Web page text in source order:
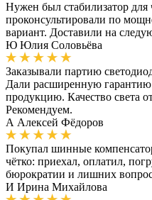
Нужен был стабилизатор для
проконсультировали по
вариант. Доставили на
Ю Юлия Соловьёва
Заказывали партию
Дали расширенную
продукцию. Качество света
Рекомендуем.
А Алексей Фёдоров
Покупал шинные
чётко: приехал, оплатил,
бюрократии и лишних
И Ирина Михайлова